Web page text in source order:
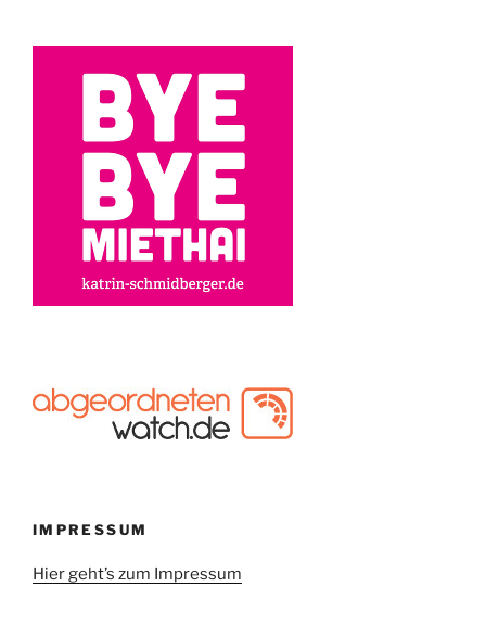
IMPRESSUM
Hier geht’s zum Impressum